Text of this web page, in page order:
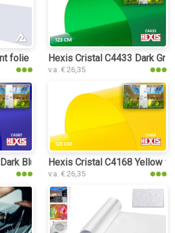
folie Hexis Cristal C4433 Dark
v.a. € 26,35
Blue folieHexis Cristal C4168 Yellow
v.a. € 26,35